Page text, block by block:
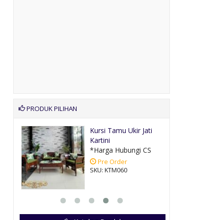
PRODUK PILIHAN
Kursi Tamu Ukir Jati
Kartini
*Harga Hubungi CS
Pre Order
SKU: KTM060